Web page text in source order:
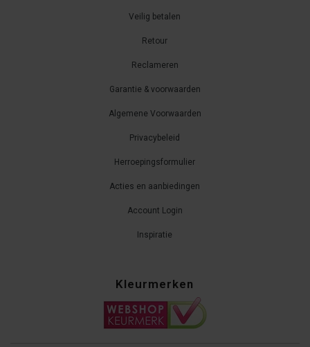
Veilig betalen
Retour
Reclameren
Garantie & voorwaarden
Algemene Voorwaarden
Privacybeleid
Herroepingsformulier
Acties en aanbiedingen
Account Login
Inspiratie
Kleurmerken